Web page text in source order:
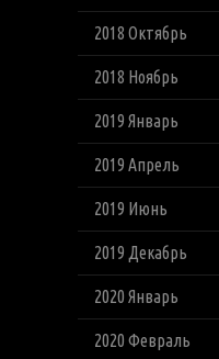
2018 Октябрь
2018 Ноябрь
2019 Январь
2019 Апрель
2019 Июнь
2019 Декабрь
2020 Январь
2020 Февраль